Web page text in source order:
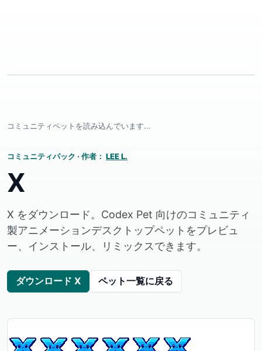
コミュニティペットを読み込んでいます...
コミュニティパック · 作者： LEE L.
X
X をダウンロード。Codex Pet 向けのコミュニティ
製アニメーションデスクトップペットをプレビュ
ー、インストール、リミックスできます。
ダウンロード X ペット一覧に戻る